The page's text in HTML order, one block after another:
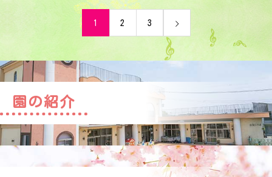
1 2 3
園の紹介